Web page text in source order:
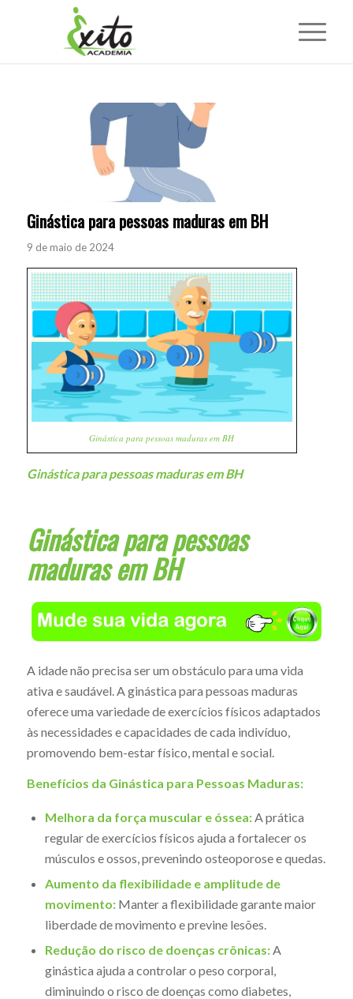
Ginástica para pessoas maduras em BH
9 de maio de 2024
Ginástica para pessoas maduras em BH
Ginástica para pessoas maduras em BH
Ginástica para pessoas
maduras em BH
A idade não precisa ser um obstáculo para uma vida
ativa e saudável. A ginástica para pessoas maduras
oferece uma variedade de exercícios físicos adaptados
às necessidades e capacidades de cada indivíduo,
promovendo bem-estar físico, mental e social.
Benefícios da Ginástica para Pessoas Maduras:
Melhora da força muscular e óssea:A prática
regular de exercícios físicos ajuda a fortalecer os
músculos e ossos, prevenindo osteoporose e quedas.
Aumento da flexibilidade e amplitude de
movimento:Manter a flexibilidade garante maior
liberdade de movimento e previne lesões.
Redução do risco de doenças crônicas:A
ginástica ajuda a controlar o peso corporal,
diminuindo o risco de doenças como diabetes,